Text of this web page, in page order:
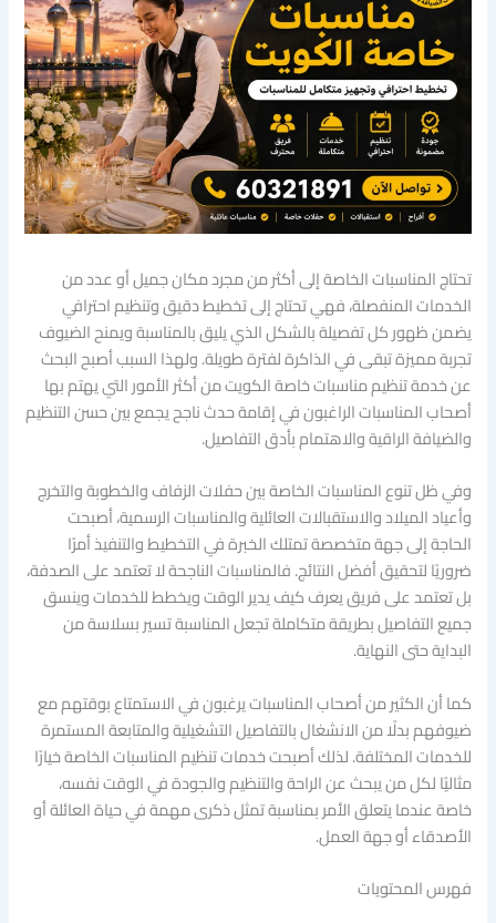
تحتاج المناسبات الخاصة إلى أكثر من مجرد مكان جميل أو عدد من
الخدمات المنفصلة، فهي تحتاج إلى تخطيط دقيق وتنظيم احترافي
يضمن ظهور كل تفصيلة بالشكل الذي يليق بالمناسبة ويمنح الضيوف
تجربة مميزة تبقى في الذاكرة لفترة طويلة. ولهذا السبب أصبح البحث
عن خدمة تنظيم مناسبات خاصة الكويت من أكثر الأمور التي يهتم بها
أصحاب المناسبات الراغبون في إقامة حدث ناجح يجمع بين حسن التنظيم
والضيافة الراقية والاهتمام بأدق التفاصيل.
وفي ظل تنوع المناسبات الخاصة بين حفلات الزفاف والخطوبة والتخرج
وأعياد الميلاد والاستقبالات العائلية والمناسبات الرسمية، أصبحت
الحاجة إلى جهة متخصصة تمتلك الخبرة في التخطيط والتنفيذ أمرًا
ضروريًا لتحقيق أفضل النتائج. فالمناسبات الناجحة لا تعتمد على الصدفة،
بل تعتمد على فريق يعرف كيف يدير الوقت ويخطط للخدمات وينسق
جميع التفاصيل بطريقة متكاملة تجعل المناسبة تسير بسلاسة من
البداية حتى النهاية.
كما أن الكثير من أصحاب المناسبات يرغبون في الاستمتاع بوقتهم مع
ضيوفهم بدلًا من الانشغال بالتفاصيل التشغيلية والمتابعة المستمرة
للخدمات المختلفة. لذلك أصبحت خدمات تنظيم المناسبات الخاصة خيارًا
مثاليًا لكل من يبحث عن الراحة والتنظيم والجودة في الوقت نفسه،
خاصة عندما يتعلق الأمر بمناسبة تمثل ذكرى مهمة في حياة العائلة أو
الأصدقاء أو جهة العمل.
فهرس المحتويات